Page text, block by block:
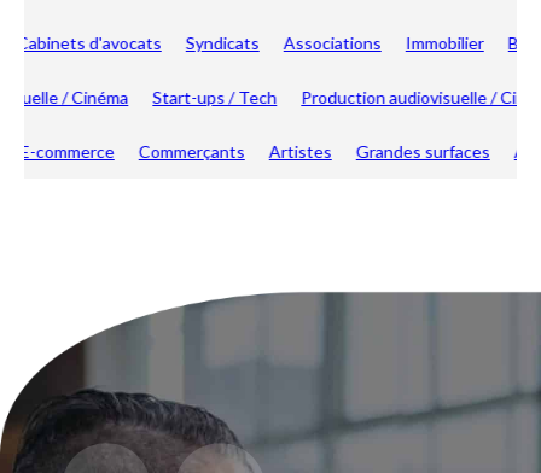
Immobilier BTP
d'avocats Syndicats Associations
Start-ups / Tech
/ Cinéma Production audiovisuelle /
commerce Commerçants Artistes Grandes surfaces